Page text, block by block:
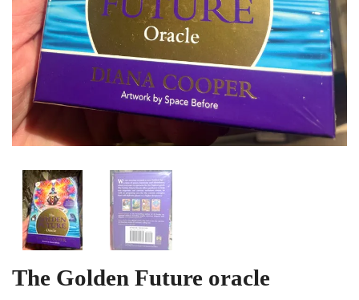
The Golden Future oracle